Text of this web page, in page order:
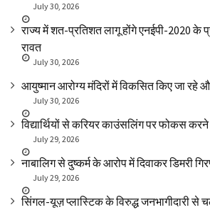
July 30, 2026
राज्य में शत-प्रतिशत लागू होंगे एनईपी-2020 के
रावत
July 30, 2026
आयुष्मान आरोग्य मंदिरों में विकसित किए जा रहे
July 30, 2026
विद्यार्थियों से करियर काउंसलिंग पर फोकस करने
July 29, 2026
नाबालिग से दुष्कर्म के आरोप में दिवाकर डिमरी
July 29, 2026
सिंगल-यूज़ प्लास्टिक के विरुद्ध जनभागीदारी से